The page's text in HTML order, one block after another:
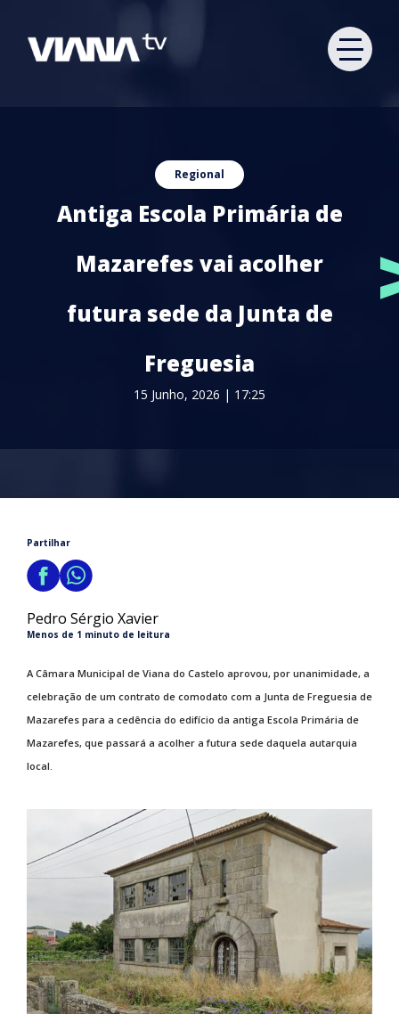
Regional
Antiga Escola Primária de
Mazarefes vai acolher
futura sede da Junta de
Freguesia
15 Junho, 2026 | 17:25
Partilhar
Pedro Sérgio Xavier
Menos de 1 minuto de leitura
A Câmara Municipal de Viana do Castelo aprovou, por unanimidade, a
celebração de um contrato de comodato com a Junta de Freguesia de
Mazarefes para a cedência do edifício da antiga Escola Primária de
Mazarefes, que passará a acolher a futura sede daquela autarquia
local.